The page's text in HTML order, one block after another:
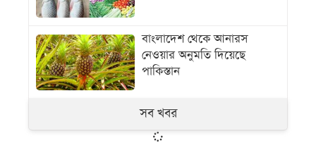
বাংলাদেশ থেকে আনারস
নেওয়ার অনুমতি দিয়েছে
পাকিস্তান
সব খবর